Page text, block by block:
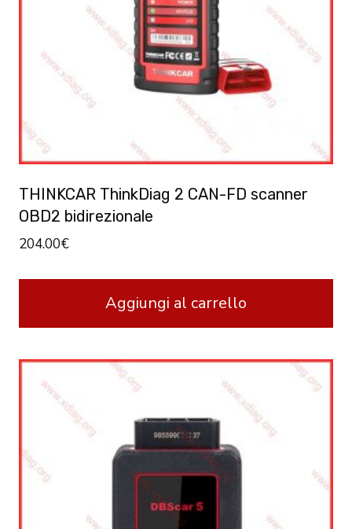
THINKCAR ThinkDiag 2 CAN-FD scanner
OBD2 bidirezionale
204.00€
Aggiungi al carrello